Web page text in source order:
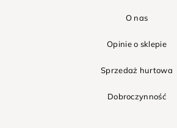
O nas
Opinie o sklepie
Sprzedaż hurtowa
Dobroczynność